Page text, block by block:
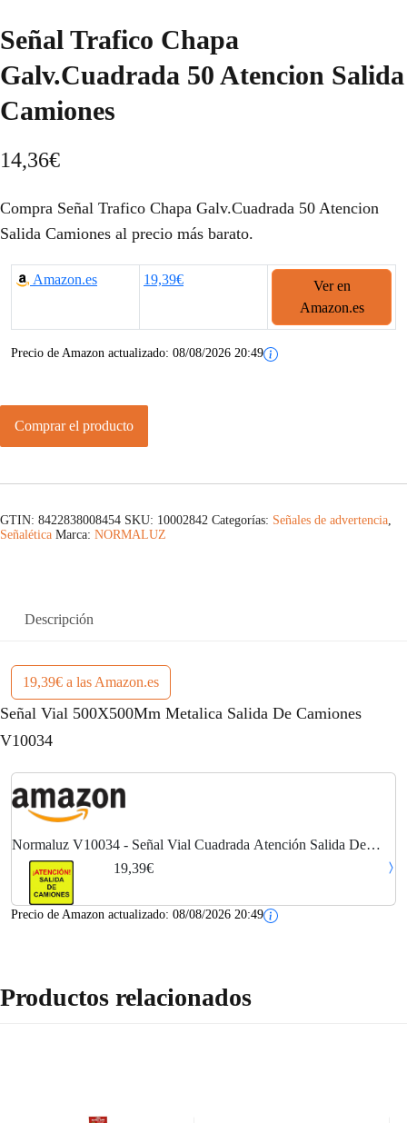
Señal Trafico Chapa
Galv.Cuadrada 50 Atencion Salida
Camiones
14,36€
Compra Señal Trafico Chapa Galv.Cuadrada 50 Atencion
Salida Camiones al precio más barato.
Amazon.es 19,39€
Ver en
Amazon.es
Precio de Amazon actualizado: 08/08/2026 20:49
Comprar el producto
GTIN: 8422838008454 SKU: 10002842 Categorías: Señales de advertencia,
Señalética Marca: NORMALUZ
Descripción
19,39€ a las Amazon.es
Señal Vial 500X500Mm Metalica Salida De Camiones
V10034
Normaluz V10034 - Señal Vial Cuadrada Atención Salida De
Camiones Metalica Termolacada 50 cm
19,39€
Precio de Amazon actualizado: 08/08/2026 20:49
Productos relacionados